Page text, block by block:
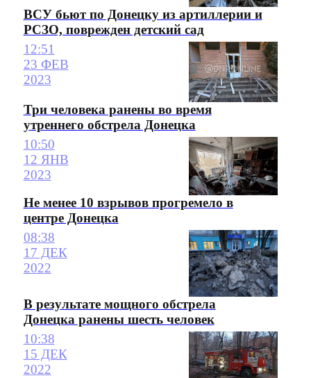
ВСУ бьют по Донецку из артиллерии и
РСЗО, поврежден детский сад
12:51
23 ФЕВ
2023
Три человека ранены во время
утреннего обстрела Донецка
10:50
12 ЯНВ
2023
Не менее 10 взрывов прогремело в
центре Донецка
08:38
17 ДЕК
2022
В результате мощного обстрела
Донецка ранены шесть человек
10:38
15 ДЕК
2022